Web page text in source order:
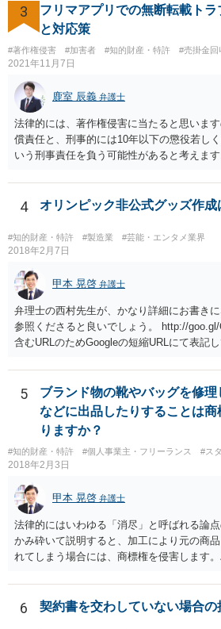
し、交渉していくことがよろしいように思
（2）の方法をとった場合に手残りがいくら
ないものの、ある程度見通しもつけられま
つつ、提案金額を調整することをお勧めい
紛争の可能性を考慮するのであれば、Cから
て、AB間の権利調整（可能であれば共有を
単独所有するなど）も検討なさると良いです
約が有効かどうかは、ライセンスされた権
権、特許権など）や契約の時期などを見て
れますので、弁護士に直接相談されることを
3
フリマアプリでの無断転載トラ
と対応策
#著作権侵害 #加害者 #知的財産・特許 #売掛金回
2021年11月7日
鹿室 辰義 弁護士
法律的には、著作権侵害に当たると思いま
償責任と、刑事的には10年以下の懲役若し
いう刑事責任を負う可能性があると考えま
受理すると、取調べ等の捜査が行われる可
刑事責任を軽くするためには、被害弁償等
4 オリンピック非公式グッズ作成
#知的財産・特許 #製造業 #芸能・エンタメ業界
2018年2月7日
甲本 晃啓 弁護士
弁理士の西村先生が、かなり詳細にお書き
参照くださると良いでしょう。 http://
含むURLのためGoogleの短縮URLにて表記
とも不正競争防止法上の問題は生じうると
5
ブランド物の靴やバッグを修
などに出品したりすることは商
りますか？
#知的財産・特許 #個人事業主・フリーランス #ス
2018年2月3日
甲本 晃啓 弁護士
法律的にはいわゆる「消尽」と呼ばれる論
かみ砕いて説明すると、加工により元の商
れてしまう場合には、商標権を侵害します
ための加工（一般にいう修理）は、商標権
は、その商品を売ったときに対価を回収し
6 契約書を交わしていない場合の